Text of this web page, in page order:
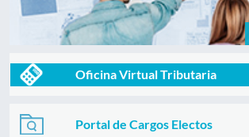
Oficina Virtual Tributaria
Portal de Cargos Electos